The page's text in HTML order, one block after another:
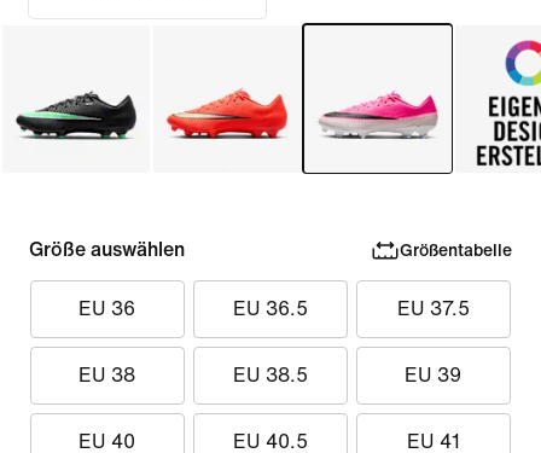
Größe auswählen Größentabelle
EU 36 EU 36.5 EU 37.5
EU 38 EU 38.5 EU 39
EU 40 EU 40.5 EU 41